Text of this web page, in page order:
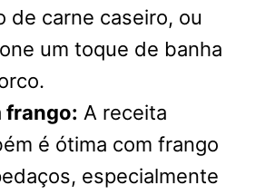
de carne caseiro, ou
um toque de banha
frango: A receita
é ótima com frango
especialmente